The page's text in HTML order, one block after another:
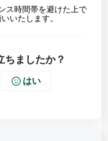
ス時間帯を避けた上で
いたします。
ちましたか？
はい